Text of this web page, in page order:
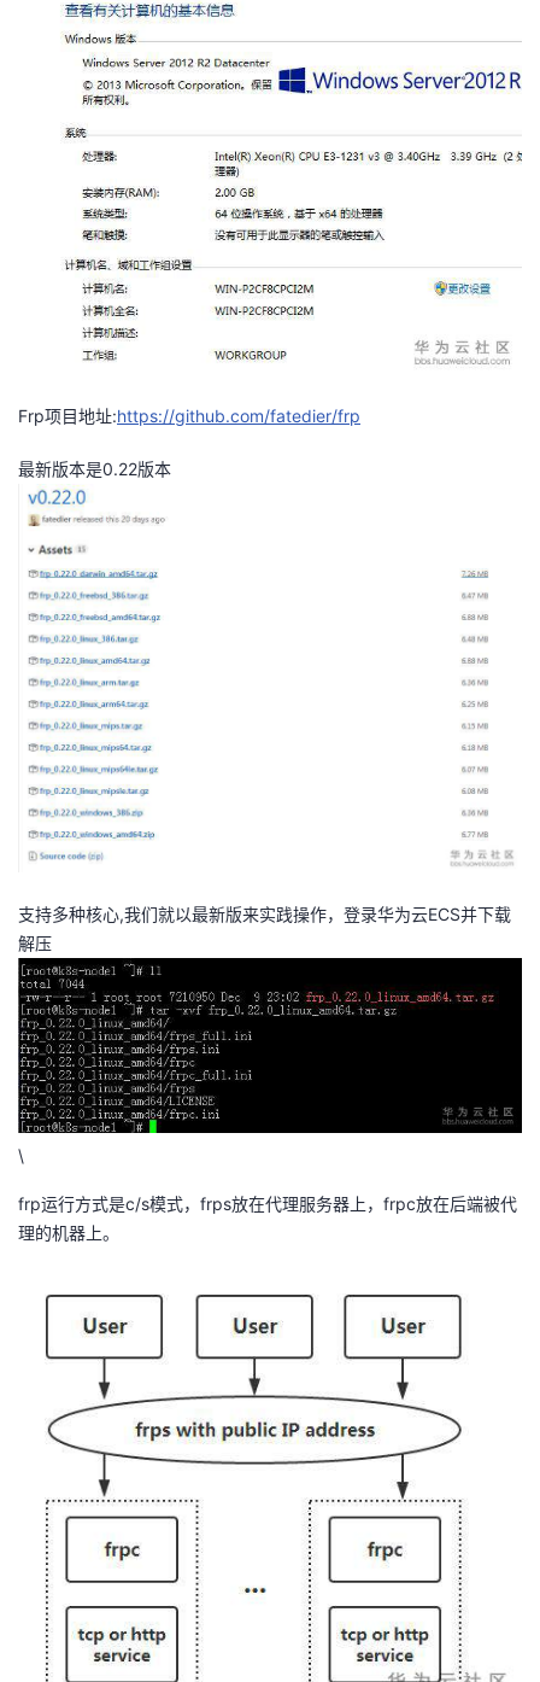
证
实
验
的
收
藏
Programs
持
建
议
Frp项目地址:https://github.com/fatedier/frp
最新版本是0.22版本
支持多种核心,我们就以最新版来实践操作，登录华为云ECS并下载
解压
\
frp运行方式是c/s模式，frps放在代理服务器上，frpc放在后端被代
理的机器上。